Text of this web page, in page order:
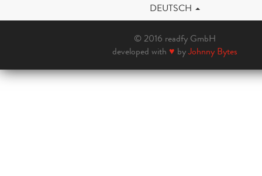
DEUTSCH
© 2016 readfy GmbH
developed with ♥ byJohnny Bytes